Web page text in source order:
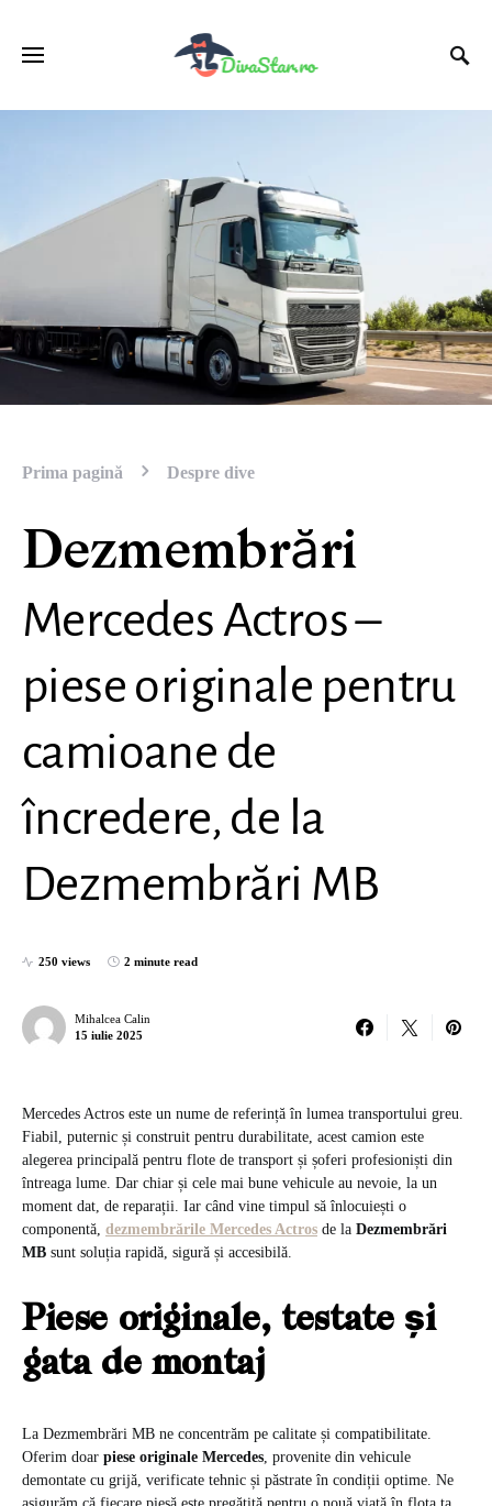
Prima pagină Despre dive
Dezmembrări
Mercedes Actros –
piese originale pentru
camioane de
încredere, de la
Dezmembrări MB
250 views 2 minute read
Mihalcea Calin
15 iulie 2025
Mercedes Actros este un nume de referință în lumea transportului greu.
Fiabil, puternic și construit pentru durabilitate, acest camion este
alegerea principală pentru flote de transport și șoferi profesioniști din
întreaga lume. Dar chiar și cele mai bune vehicule au nevoie, la un
moment dat, de reparații. Iar când vine timpul să înlocuiești o
componentă, dezmembrările Mercedes Actros de la Dezmembrări
MB sunt soluția rapidă, sigură și accesibilă.
Piese originale, testate și
gata de montaj
La Dezmembrări MB ne concentrăm pe calitate și compatibilitate.
Oferim doar piese originale Mercedes, provenite din vehicule
demontate cu grijă, verificate tehnic și păstrate în condiții optime. Ne